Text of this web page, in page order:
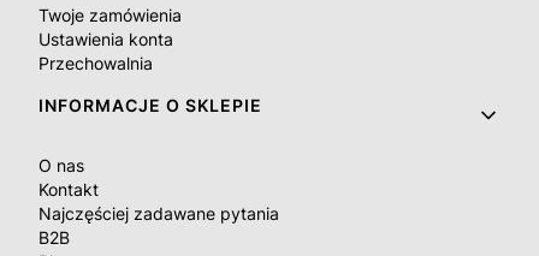
Twoje zamówienia
Ustawienia konta
Przechowalnia
INFORMACJE O SKLEPIE
O nas
Kontakt
Najczęściej zadawane pytania
B2B